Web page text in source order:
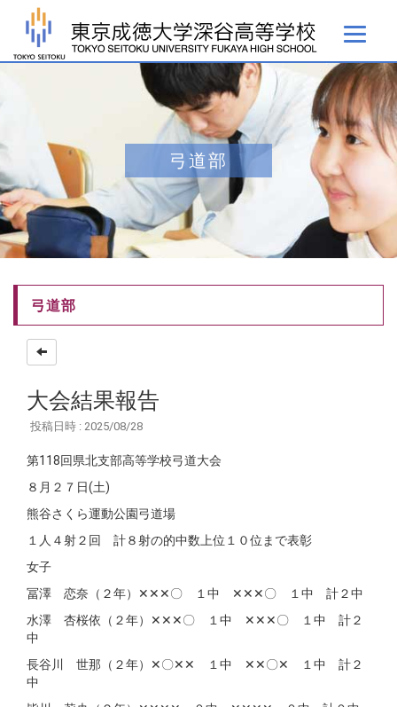
弓道部
弓道部
大会結果報告
投稿日時 : 2025/08/28
第118回県北支部高等学校弓道大会
８月２７日(土)
熊谷さくら運動公園弓道場
１人４射２回 計８射の的中数上位１０位まで表彰
女子
冨澤 恋奈（２年）✕✕✕〇 １中 ✕✕✕〇 １中 計２中
水澤 杏桜依（２年）✕✕✕〇 １中 ✕✕✕〇 １中 計２
中
長谷川 世那（２年）✕〇✕✕ １中 ✕✕〇✕ １中 計２
中